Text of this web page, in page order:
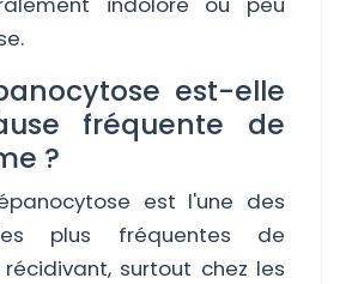
est-elle
fréquente de
?
est l'une des
plus fréquentes de
surtout chez les